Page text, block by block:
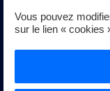
tu découvres nos
nouvel onglet
Vous pouvez
sur le lien « cookies